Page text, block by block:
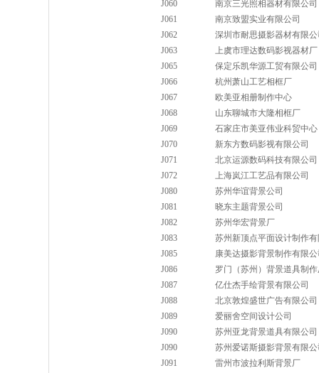
J060
南京三光照相器材有限公司
J061
南京致盟实业有限公司
J062
深圳市耐思摄影器材有限
J063
上虞市理达数码影视器材厂
J065
保定乐凯华源工贸有限公司
J066
杭州萧山工艺相框厂
J067
欧美亚相册制作中心
J068
山东聊城市大隆相框厂
J069
石家庄市美亚伟业科贸中
J070
新东方数码影视有限公司
J071
北京运源数码科技有限公司
J072
上海岚江工艺品有限公司
J080
苏州华谊背景公司
J081
晓东主题背景公司
J082
苏州华宏背景厂
J083
苏州新顶点平面设计制作
J085
康美达摄影背景制作有限
J086
罗门（苏州）背景道具制
J087
亿仕杰手绘背景有限公司
J088
北京敦煌盛世广告有限公
J089
爱丽舍空间设计公司
J090
苏州亚龙背景道具有限公司
J090
苏州爱诺斯摄影背景有限
J091
雷州市波拉利斯背景厂